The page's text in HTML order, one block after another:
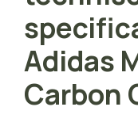
Adidas
Carbon